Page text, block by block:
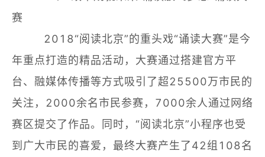
赛
2018“阅读北京”的重头戏“诵读大赛”是今
年重点打造的精品活动，大赛通过搭建官方平
台、融媒体传播等方式吸引了超25500万市民的
关注，2000余名市民参赛，7000余人通过网络
赛区提交了作品。同时，“阅读北京”小程序也受
到广大市民的喜爱，最终大赛产生了42组108名